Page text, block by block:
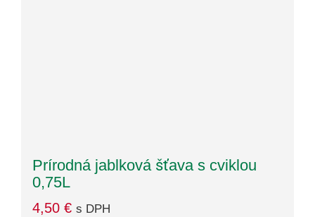
Prírodná jablková šťava s cviklou
0,75L
4,50 € s DPH